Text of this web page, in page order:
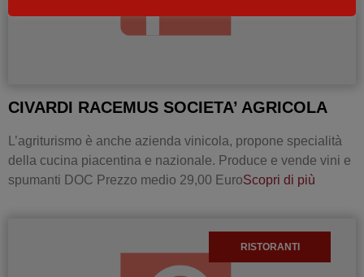
CIVARDI RACEMUS SOCIETA’ AGRICOLA
L’agriturismo è anche azienda vinicola, propone specialità
della cucina piacentina e nazionale. Produce e vende vini e
spumanti DOC Prezzo medio 29,00 EuroScopri di più
RISTORANTI